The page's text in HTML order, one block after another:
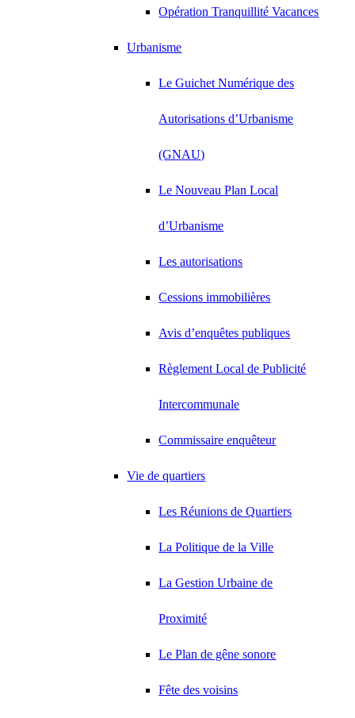
Opération Tranquillité Vacances
Urbanisme
Le Guichet Numérique des
Autorisations d’Urbanisme
(GNAU)
Le Nouveau Plan Local
d’Urbanisme
Les autorisations
Cessions immobilières
Avis d’enquêtes publiques
Règlement Local de Publicité
Intercommunale
Commissaire enquêteur
Vie de quartiers
Les Réunions de Quartiers
La Politique de la Ville
La Gestion Urbaine de
Proximité
Le Plan de gêne sonore
Fête des voisins